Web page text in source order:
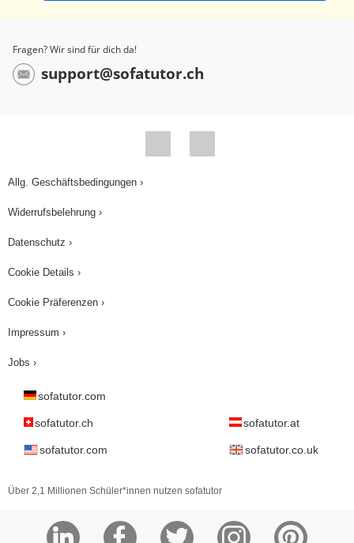
Fragen? Wir sind für dich da!
support@sofatutor.ch
Allg. Geschäftsbedingungen ›
Widerrufsbelehrung ›
Datenschutz ›
Cookie Details ›
Cookie Präferenzen ›
Impressum ›
Jobs ›
sofatutor.com
sofatutor.ch sofatutor.at
sofatutor.com sofatutor.co.uk
Über 2,1 Millionen Schüler*innen nutzen sofatutor